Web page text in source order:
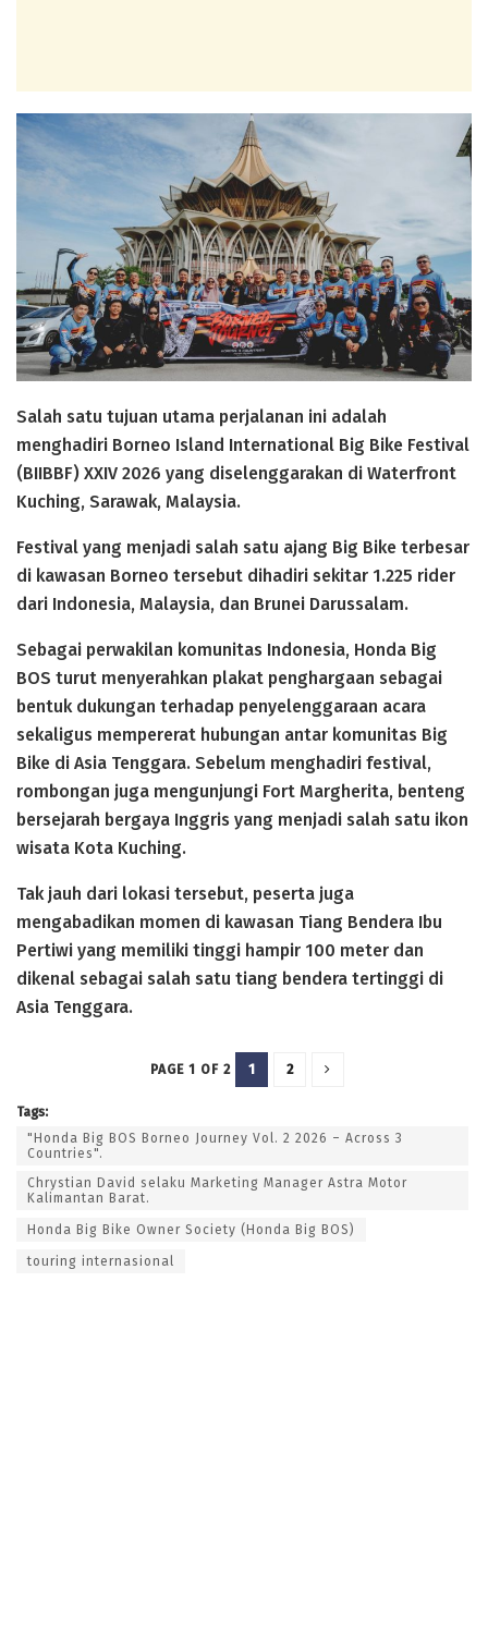
Salah satu tujuan utama perjalanan ini adalah
menghadiri Borneo Island International Big Bike Festival
(BIIBBF) XXIV 2026 yang diselenggarakan di Waterfront
Kuching, Sarawak, Malaysia.
Festival yang menjadi salah satu ajang Big Bike terbesar
di kawasan Borneo tersebut dihadiri sekitar 1.225 rider
dari Indonesia, Malaysia, dan Brunei Darussalam.
Sebagai perwakilan komunitas Indonesia, Honda Big
BOS turut menyerahkan plakat penghargaan sebagai
bentuk dukungan terhadap penyelenggaraan acara
sekaligus mempererat hubungan antar komunitas Big
Bike di Asia Tenggara. Sebelum menghadiri festival,
rombongan juga mengunjungi Fort Margherita, benteng
bersejarah bergaya Inggris yang menjadi salah satu ikon
wisata Kota Kuching.
Tak jauh dari lokasi tersebut, peserta juga
mengabadikan momen di kawasan Tiang Bendera Ibu
Pertiwi yang memiliki tinggi hampir 100 meter dan
dikenal sebagai salah satu tiang bendera tertinggi di
Asia Tenggara.
PAGE 1 OF 2 1 2
Tags:
"Honda Big BOS Borneo Journey Vol. 2 2026 – Across 3
Countries".
Chrystian David selaku Marketing Manager Astra Motor
Kalimantan Barat.
Honda Big Bike Owner Society (Honda Big BOS)
touring internasional